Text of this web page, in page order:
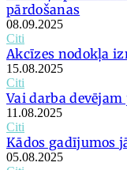
pārdošanas
08.09.2025
Citi
Akcīzes nodokļa
15.08.2025
Citi
Vai darba
11.08.2025
Citi
Kādos gadījumos
05.08.2025